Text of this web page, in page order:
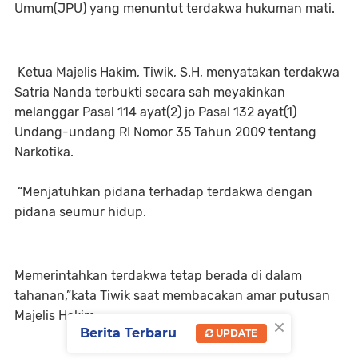
Umum(JPU) yang menuntut terdakwa hukuman mati.
Ketua Majelis Hakim, Tiwik, S.H, menyatakan terdakwa
Satria Nanda terbukti secara sah meyakinkan
melanggar Pasal 114 ayat(2) jo Pasal 132 ayat(1)
Undang-undang RI Nomor 35 Tahun 2009 tentang
Narkotika.
“Menjatuhkan pidana terhadap terdakwa dengan
pidana seumur hidup.
Memerintahkan terdakwa tetap berada di dalam
tahanan,”kata Tiwik saat membacakan amar putusan
Majelis Hakim.
×
Berita Terbaru UPDATE